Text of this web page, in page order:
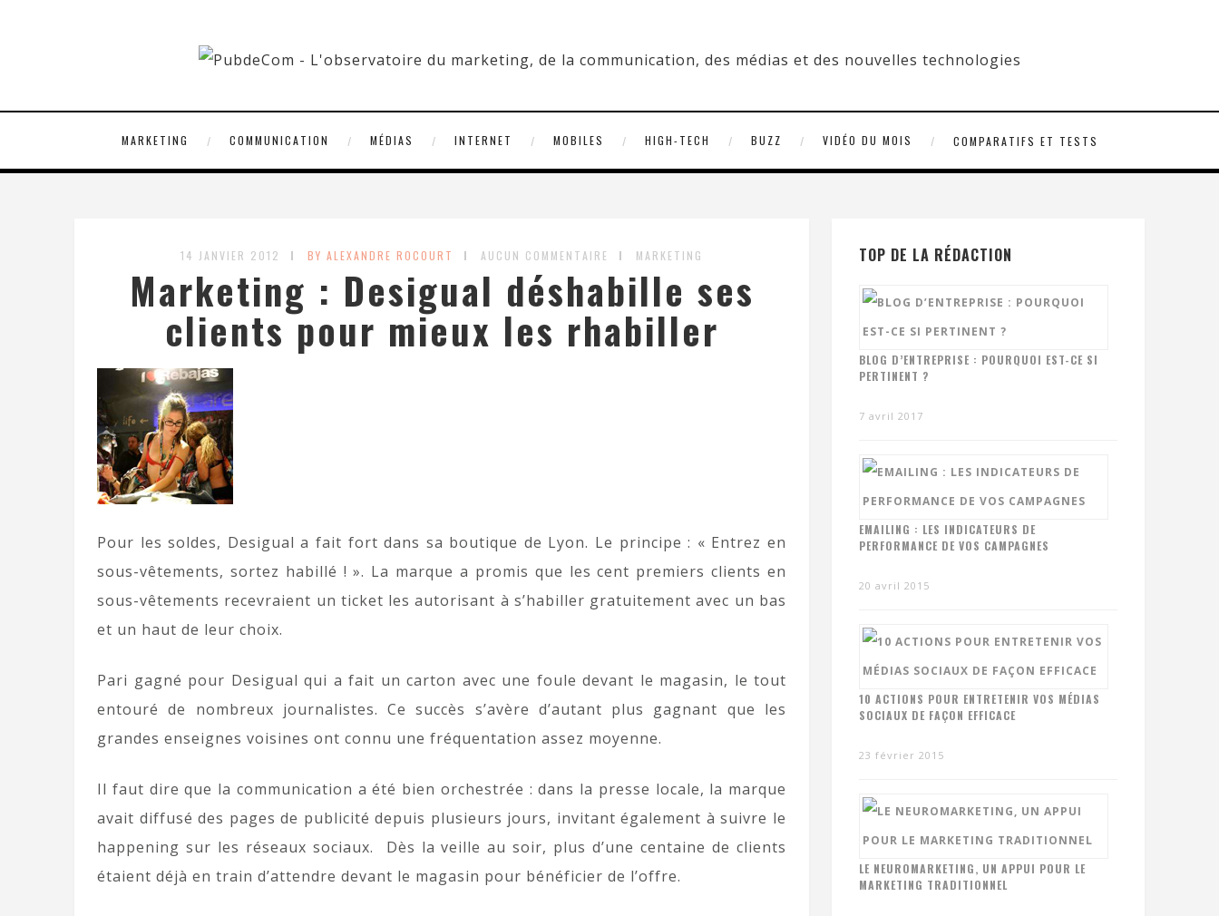
MARKETING COMMUNICATION MÉDIAS INTERNET MOBILES HIGH-TECH BUZZ VIDÉO DU MOIS COMPARATIFS ET TESTS
14 JANVIER 2012 BY ALEXANDRE ROCOURT AUCUN COMMENTAIRE MARKETING
Marketing : Desigual déshabille ses
clients pour mieux les rhabiller
Pour les soldes, Desigual a fait fort dans sa boutique de Lyon. Le principe : « Entrez en
sous-vêtements, sortez habillé ! ». La marque a promis que les cent premiers clients en
sous-vêtements recevraient un ticket les autorisant à s’habiller gratuitement avec un bas
et un haut de leur choix.
Pari gagné pour Desigual qui a fait un carton avec une foule devant le magasin, le tout
entouré de nombreux journalistes. Ce succès s’avère d’autant plus gagnant que les
grandes enseignes voisines ont connu une fréquentation assez moyenne.
Il faut dire que la communication a été bien orchestrée : dans la presse locale, la marque
avait diffusé des pages de publicité depuis plusieurs jours, invitant également à suivre le
happening sur les réseaux sociaux. Dès la veille au soir, plus d’une centaine de clients
étaient déjà en train d’attendre devant le magasin pour bénéficier de l’offre.
TOP DE LA RÉDACTION
BLOG D’ENTREPRISE : POURQUOI EST-CE SI
PERTINENT ?
7 avril 2017
EMAILING : LES INDICATEURS DE
PERFORMANCE DE VOS CAMPAGNES
20 avril 2015
10 ACTIONS POUR ENTRETENIR VOS MÉDIAS
SOCIAUX DE FAÇON EFFICACE
23 février 2015
LE NEUROMARKETING, UN APPUI POUR LE
MARKETING TRADITIONNEL